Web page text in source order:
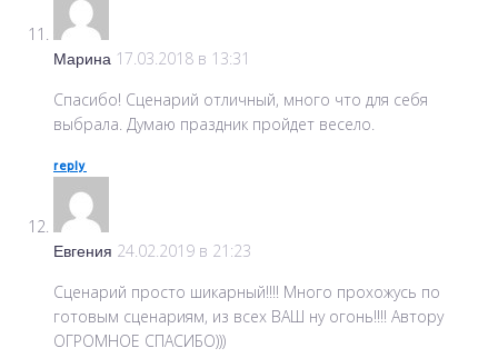
Марина 17.03.2018 в 13:31
Спасибо! Сценарий отличный, много что для себя
выбрала. Думаю праздник пройдет весело.
reply
Евгения 24.02.2019 в 21:23
Сценарий просто шикарный!!!! Много прохожусь по
готовым сценариям, из всех ВАШ ну огонь!!!! Автору
ОГРОМНОЕ СПАСИБО)))